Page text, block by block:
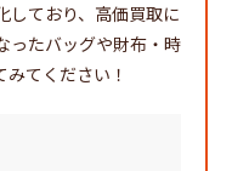
しており、高価買取に
ったバッグや財布・時
てください！